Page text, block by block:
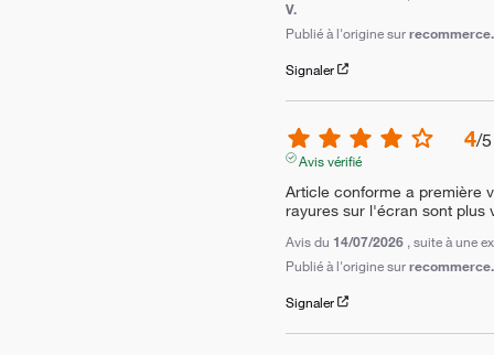
V.
Publié à l'origine sur
Signaler
4/5
Avis vérifié
Article conforme a première
rayures sur l'écran sont plus
Avis du 14/07/2026 , suite à une
Publié à l'origine sur
Signaler